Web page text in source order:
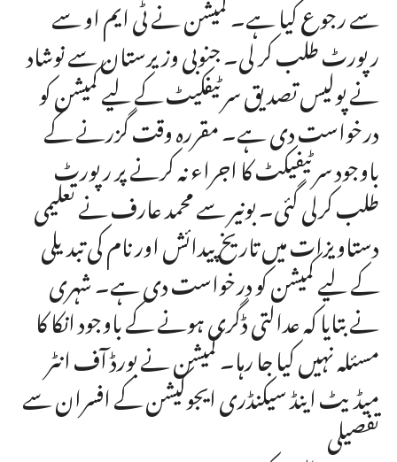
سے رجوع کیا ہے۔ کمیشن نے ٹی ایم او سے
رپورٹ طلب کر لی۔ جنوبی وزیرستان سے نوشاد
نے پولیس تصدیق سرٹیفکیٹ کے لیے کمیشن کو
درخواست دی ہے۔ مقررہ وقت گزرنے کے
باوجود سرٹیفیکٹ کا اجراء نہ کرنے پر رپورٹ
طلب کرلی گئی۔ بونیر سے محمد عارف نے تعلیمی
دستاویزات میں تاریخ پیدائش اور نام کی تبدیلی
کے لیے کمیشن کو درخواست دی ہے۔ شہری
نے بتایا کہ عدالتی ڈگری ہونے کے باوجود انکا کا
مسئلہ نہیں کیا جا رہا۔ کمیشن نے بورڈ آف انٹر
میڈیٹ اینڈ سیکنڈری ایجوکیشن کے افسران سے
تفصیلی